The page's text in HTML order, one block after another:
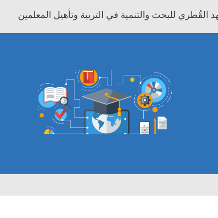
للبحث والتنمية في التربية وتأهيل المعلمين